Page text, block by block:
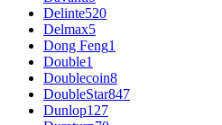
Delinte520
Delmax5
Dong Feng1
Double1
Doublecoin8
DoubleStar847
Dunlop127